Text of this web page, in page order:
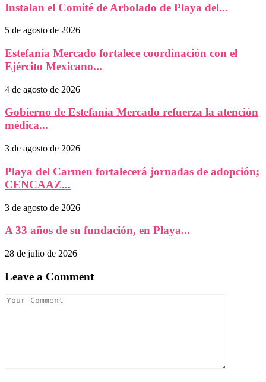
Instalan el Comité de Arbolado de Playa del...
5 de agosto de 2026
Estefanía Mercado fortalece coordinación con el
Ejército Mexicano...
4 de agosto de 2026
Gobierno de Estefanía Mercado refuerza la atención
médica...
3 de agosto de 2026
Playa del Carmen fortalecerá jornadas de adopción;
CENCAAZ...
3 de agosto de 2026
A 33 años de su fundación, en Playa...
28 de julio de 2026
Leave a Comment